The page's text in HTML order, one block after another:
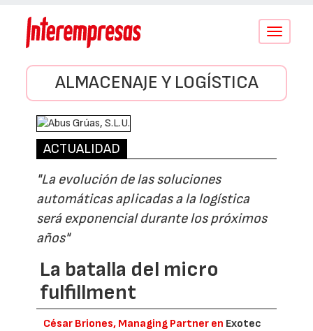
Conmutar
ALMACENAJE Y LOGÍSTICA
ACTUALIDAD
"La evolución de las soluciones
automáticas aplicadas a la logística
será exponencial durante los próximos
años"
La batalla del micro
fulfillment
César Briones, Managing Partner en Exotec